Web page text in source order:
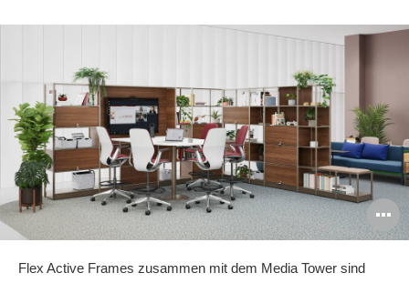
Flex Active Frames zusammen mit dem Media Tower sind